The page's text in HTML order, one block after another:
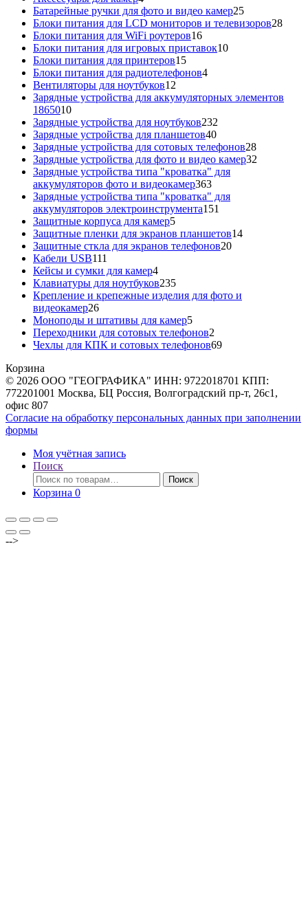
товара
Батарейные ручки для фото и видео камер2525
товаров
Блоки питания для LCD мониторов и телевизоров2828
Блоки питания для WiFi роутеров1616
товаров
Блоки питания для игровых приставок1010
Блоки питания для принтеров1515
товаров
Блоки питания для радиотелефонов44
Вентиляторы для ноутбуков12
товаров
Зарядные устройства для аккумуляторных элементов
186501010
товаров
Зарядные устройства для ноутбуков232
Зарядные устройства для планшетов4040
товаров
Зарядные устройства для сотовых телефонов2828
товаров
Зарядные устройства для фото и видео камер32
Зарядные устройства типа "кроватка" для
аккумуляторов фото и видеокамер363363
товара
Зарядные устройства типа "кроватка" для
аккумуляторов электроинструмента151
Защитные корпуса для камер55
товаров
Защитные пленки для экранов планшетов1414
Защитные сткла для экранов телефонов2020
Кабели USB111
товаров
Кейсы и сумки для камер44
товара
Клавиатуры для ноутбуков235235
товаров
Крепление и крепежные изделия для фото и
видеокамер2626
товаров
Моноподы и штативы для камер55
товаров
Переходники для сотовых телефонов2
товара
Чехлы для КПК и сотовых телефонов6969
Корзина
© 2026 ООО "ГЕОГРАФИКА" ИНН: 9722018701 КПП:
772201001 Москва, БЦ Россия, Волгоградский пр-т, 26с1,
офис 807
Согласие на обработку персональных данных при заполнении
формы
Моя учётная запись
Поиск
Искать:
Поиск
Корзина 0
-->